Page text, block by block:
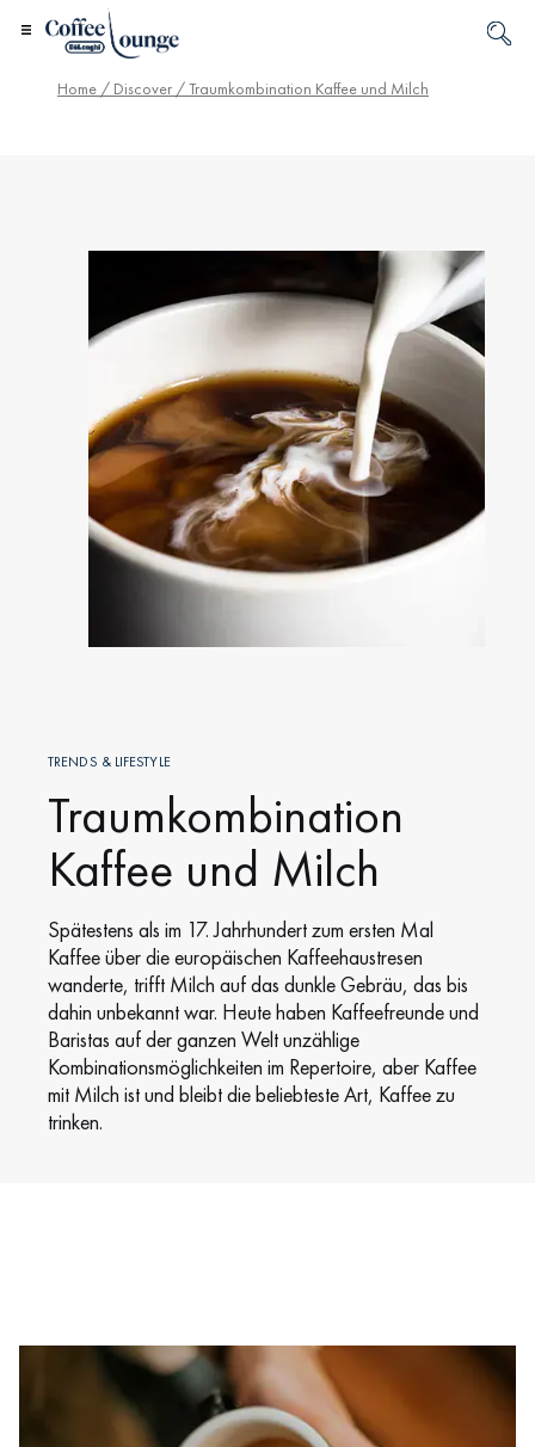
Home / Discover / Traumkombination Kaffee und Milch
TRENDS & LIFESTYLE
Traumkombination
Kaffee und Milch
Spätestens als im 17. Jahrhundert zum ersten Mal
Kaffee über die europäischen Kaffeehaustresen
wanderte, trifft Milch auf das dunkle Gebräu, das bis
dahin unbekannt war. Heute haben Kaffeefreunde und
Baristas auf der ganzen Welt unzählige
Kombinationsmöglichkeiten im Repertoire, aber Kaffee
mit Milch ist und bleibt die beliebteste Art, Kaffee zu
trinken.